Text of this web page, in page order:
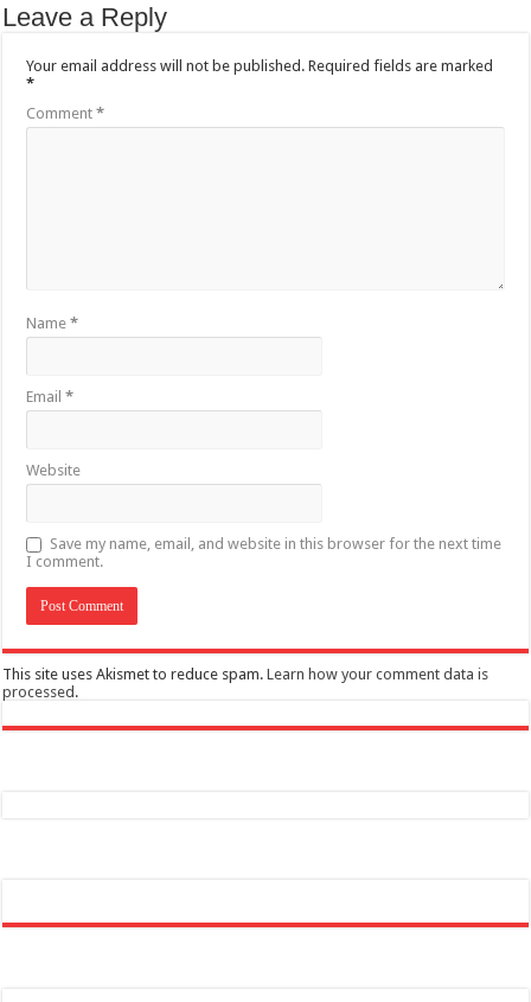
Leave a Reply
Your email address will not be published. Required fields are marked
*
Comment*
Name*
Email*
Website
Save my name, email, and website in this browser for the next time
I comment.
This site uses Akismet to reduce spam.Learn how your comment data is
processed.